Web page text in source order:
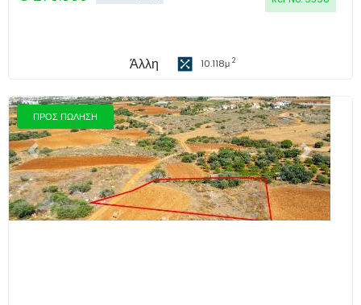
Άλλη 10.118μ 2
ΠΡΟΣ ΠΩΛΗΣΗ
Προηγούμενο Επόμενο